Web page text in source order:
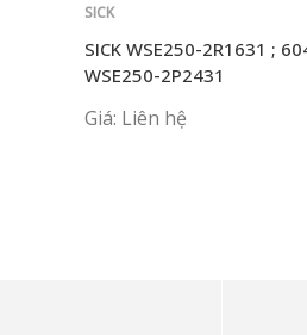
SICK
SICK WSE250-2R1631 ;
WSE250-2P2431
Giá: Liên hệ